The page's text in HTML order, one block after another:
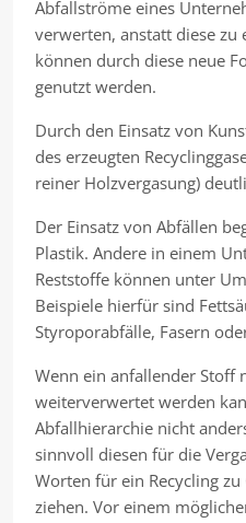
Abfallströme eines
verwerten, anstatt diese zu
können durch diese neue
genutzt werden.
Durch den Einsatz von
des erzeugten
reiner Holzvergasung)
Der Einsatz von Abfällen
Plastik. Andere in einem
Reststoffe können unter
Beispiele hierfür sind
Styroporabfälle, Fasern
Wenn ein anfallender Stoff
weiterverwertet werden
Abfallhierarchie nicht
sinnvoll diesen für die
Worten für ein Recycling
ziehen. Vor einem